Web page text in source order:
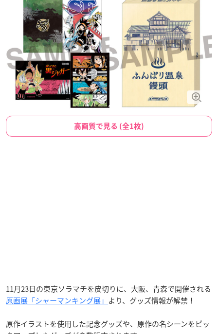
高画質で見る (全1枚)
11月23日の東京ソラマチを皮切りに、大阪、青森で開催される
原画展「シャーマンキング展」 より、グッズ情報が解禁！
原作イラストを使用した記念グッズや、原作の名シーンをピッ